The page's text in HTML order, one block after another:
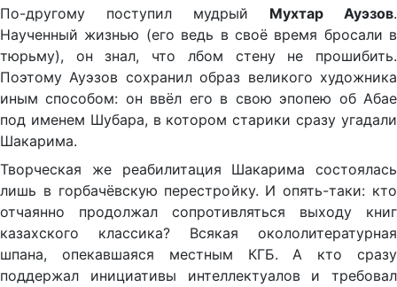
По-другому поступил мудрый Мухтар Ауэзов.
Наученный жизнью (его ведь в своё время бросали в
тюрьму), он знал, что лбом стену не прошибить.
Поэтому Ауэзов сохранил образ великого художника
иным способом: он ввёл его в свою эпопею об Абае
под именем Шубара, в котором старики сразу угадали
Шакарима.
Творческая же реабилитация Шакарима состоялась
лишь в горбачёвскую перестройку. И опять-таки: кто
отчаянно продолжал сопротивляться выходу книг
казахского классика? Всякая окололитературная
шпана, опекавшаяся местным КГБ. А кто сразу
поддержал инициативы интеллектуалов и требовал